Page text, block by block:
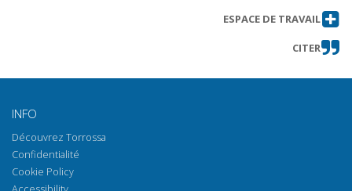
ESPACE DE TRAVAIL
CITER
INFO
Découvrez Torrossa
Confidentialité
Cookie Policy